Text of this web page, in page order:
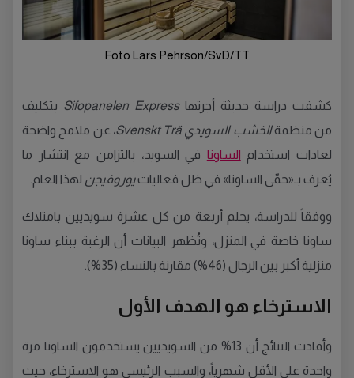
Foto Lars Pehrson/SvD/TT
كشفت دراسة حديثة أجرتهاSifopanelen Express بتكليف
من منظمةالخشب السويدي Svenskt Trä
، عن ملامح واضحة
لعادات استخدام الساونا في السويد، بالتزامن مع انتشار ما
يُعرف بـ«حمّى الساونا» في ظل فعالياتيوروفيجن لهذا العام.
ووفقاً للدراسة، يحلم أربعة من كل عشرة سويديين بامتلاك
ساونا خاصة في المنزل، وتُظهر البيانات أن الرغبة ببناء ساونا
منزلية أكبر بين الرجال (46%) مقارنة بالنساء (35%).
الاسترخاء هو الهدف الأول
وأفادت النتائج أن 13% من السويديين يستخدمون الساونا مرة
واحدة على الأقل شهرياً، والسبب الرئيسي هو الاسترخاء، حيث